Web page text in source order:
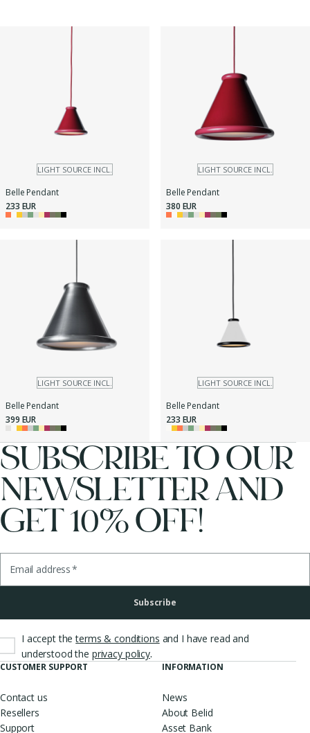
LIGHT SOURCE INCL.
Belle Pendant
233 EUR
LIGHT SOURCE INCL.
Belle Pendant
380 EUR
LIGHT SOURCE INCL.
Belle Pendant
399 EUR
LIGHT SOURCE INCL.
Belle Pendant
233 EUR
SUBSCRIBE TO OUR
NEWSLETTER AND
GET 10% OFF!
Email address*
Subscribe
I accept the terms & conditions and I have read and
understood the privacy policy.
CUSTOMER SUPPORT
Contact us
Resellers
Support
INFORMATION
News
About Belid
Asset Bank